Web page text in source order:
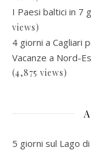
I Paesi baltici in 7
views)
4 giorni a Cagliari
Vacanze a Nord-
(4,875 views)
5 giorni sul Lago